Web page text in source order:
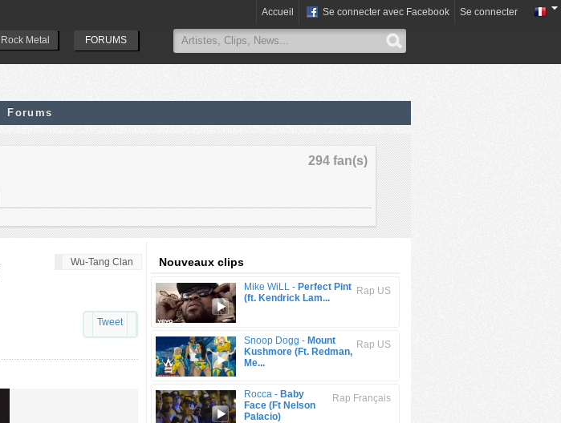
Rock Metal FORUMS
Accueil Se connecter avec Facebook Se connecter
Forums
294 fan(s)
Wu-Tang Clan
Tweet
Nouveaux clips
Rap US
Mike WiLL - Perfect Pint
(ft. Kendrick Lam...
Rap US
Snoop Dogg - Mount
Kushmore (Ft. Redman,
Me...
Rap Français
Rocca - Baby
Face (Ft Nelson
Palacio)